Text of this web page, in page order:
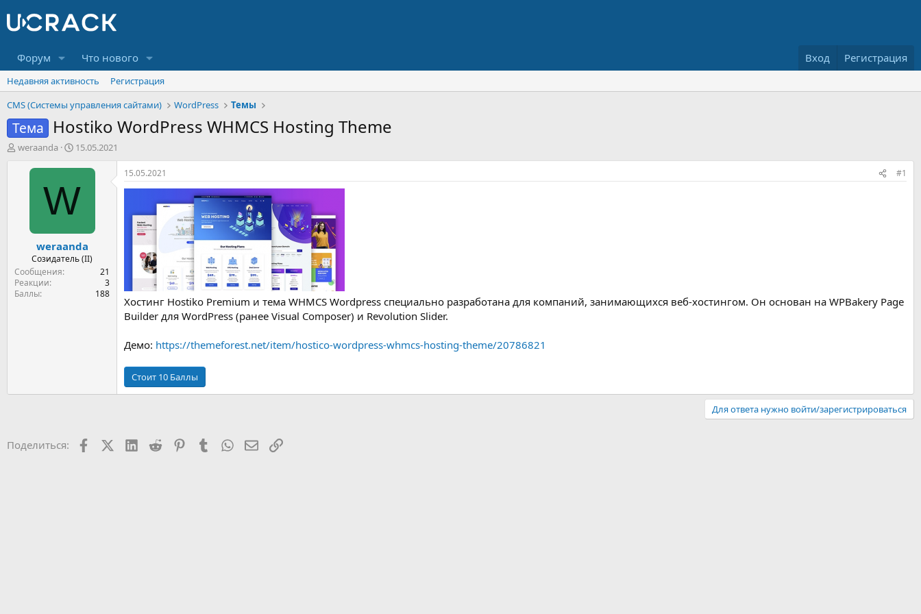
Форум Что нового Вход Регистрация
Недавняя активность
Регистрация
CMS (Системы управления сайтами)
WordPress Темы
Тема Hostiko WordPress WHMCS Hosting Theme
А
weraanda
Д
т
н
а
а
л
а
15.05.2021
W
weraanda
Созидатель (II)
Сообщения
21
Реакции
3
Баллы
188
15.05.2021 #1
Хостинг Hostiko Premium и тема WHMCS Wordpress специально разработана для компаний, занимающихся веб-хостингом. Он основан на WPBakery Page
Builder для WordPress (ранее Visual Composer) и Revolution Slider.
Демо: https://themeforest.net/item/hostico-wordpress-whmcs-hosting-theme/20786821
Для ответа нужно войти/зарегистрироваться
Поделиться: FacebookX (Twitter)
LinkedIn
Reddit PinterestTumblr WhatsApp
Электронная почта
Ссылка